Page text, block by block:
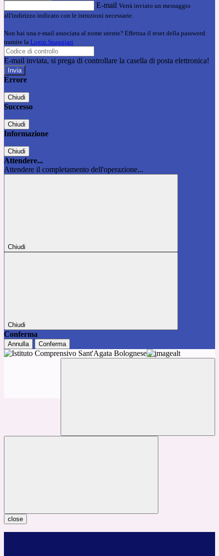
E-mail Verrà inviato un messaggio
all'indirizzo indicato con le istruzioni necessarie.
Non hai una e-mail associata al nome utente? Effettua il reset della password
tramite la Login Spaggiari
E-mail inviata, si prega di controllare la casella di posta elettronica!
Errore
Chiudi
Successo
Chiudi
Informazione
Chiudi
Attendere...
Attendere il completamento dell'operazione...
Chiudi
Chiudi
Conferma
Annulla Conferma
close